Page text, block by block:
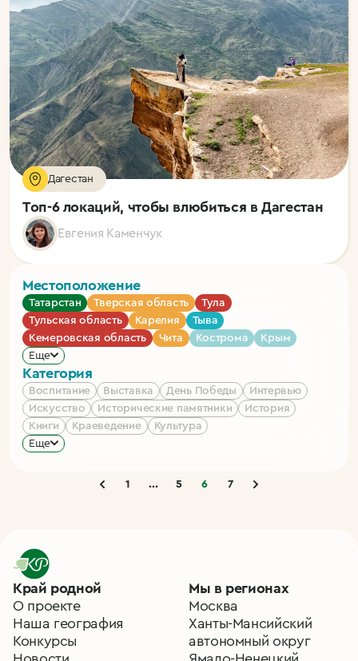
Дагестан
Топ-6 локаций, чтобы влюбиться в Дагестан
Евгения Каменчук
Местоположение
Татарстан Тверская область
Тула
Тульская область
Карелия
Тыва
Кемеровская область
Чита Кострома
Крым
Еще
Категория
Воспитание Выставка День Победы
Интервью
Искусство
Исторические памятники
История
Книги
Краеведение
Культура
Еще
1 ... 5 6 7
Край родной
О проекте
Наша география
Конкурсы
Мы в регионах
Москва
Ханты-Мансийский
автономный округ